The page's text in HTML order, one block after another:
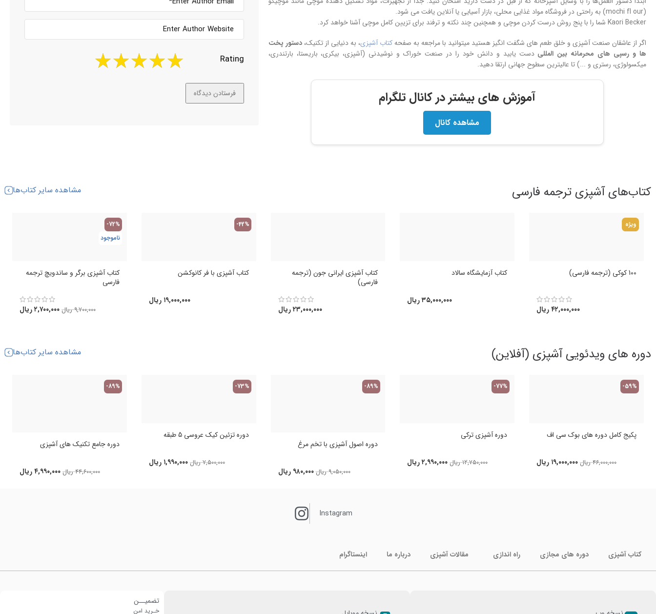
(mochi fl our) به راحتی در فروشگاه مواد غذایی محلی، بازار آسیایی یا آنلاین یافت می شود.
Kaori Becker شما را با پنج روش درست کردن موچی و همچنین چند نکته و ترفند برای تزیین کامل موچی‌ آشنا خواهد کرد.
اگر از عاشقان صنعت آشپزی و خلق طعم های شگفت انگیز هستید میتوانید با مراجعه به صفحهکتاب آشپزی، به دنیایی از تکنیک،دستور پخت
ها و رسپی های محرمانه بین المللی دست یابید و دانش خود را در صنعت خوراک و نوشیدنی (آشپزی، بیکری، باریستا، بارتندری،
میکسولوژی، رستری و ...) تا عالیترین سطوح جهانی ارتقا دهید.
آموزش های بیشتر در کانال تلگرام
مشاهده کانال
Rating
کتاب‌های آشپزی ترجمه فارسی مشاهده سایر کتاب‌ها
ویژه
100 کوکی (ترجمه فارسی)
۴۲,۰۰۰,۰۰۰ریال
کتاب آزمایشگاه سالاد
۳۵,۰۰۰,۰۰۰ ریال
کتاب آشپزی ایرانی جون (ترجمه
فارسی)
۲۳,۰۰۰,۰۰۰ریال
-42%
کتاب آشپزی با فر کانوکشن
۱۹,۰۰۰,۰۰۰ ریال
-72%
ناموجود
کتاب آشپزی برگر و ساندویچ ترجمه
فارسی
۹,۷۰۰,۰۰۰ ریال ۲,۷۰۰,۰۰۰ریال
دوره های ویدئویی آشپزی (آفلاین) مشاهده سایر کتاب‌ها
-59%
پکیج کامل دوره های بوک سی اف
۴۶,۰۰۰,۰۰۰ ریال ۱۹,۰۰۰,۰۰۰ ریال
-77%
دوره آشپزی ترکی
۱۲,۷۵۰,۰۰۰ ریال ۲,۹۹۰,۰۰۰ ریال
-89%
دوره اصول آشپزی با تخم مرغ
۹,۰۵۰,۰۰۰ ریال ۹۸۰,۰۰۰ ریال
-73%
دوره تزئین کیک عروسی 5 طبقه
۷,۵۰۰,۰۰۰ ریال ۱,۹۹۰,۰۰۰ ریال
-89%
دوره جامع تکنیک های آشپزی
۴۴,۶۰۰,۰۰۰ ریال ۴,۹۹۰,۰۰۰ریال
Instagram
کتاب آشپزی دوره های مجازی راه اندازی مقالات آشپزی درباره ما اینستاگرام
تضمیــن
خـرید امن